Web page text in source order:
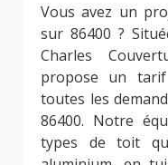
Vous avez un
sur 86400 ?
Charles
propose un
toutes les
86400. Notre
types de toit